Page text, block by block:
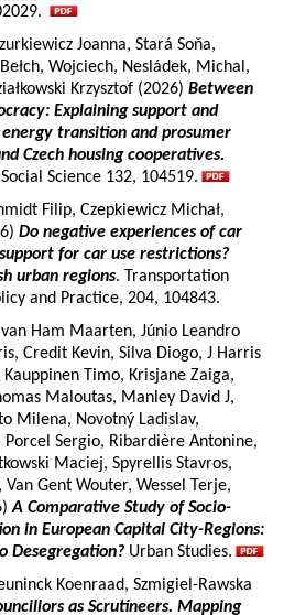
Joanna, Stará Soňa,
Wojciech, Nesládek, Michal,
Krzysztof (2026) Between
Explaining support and
transition and prosumer
Czech housing cooperatives.
Science 132, 104519.
Filip, Czepkiewicz Michał,
Do negative experiences of car
for car use restrictions?
urban regions. Transportation
and Practice, 204, 104843.
Ham Maarten, Júnio Leandro
Credit Kevin, Silva Diogo, J Harris
Timo, Krisjane Zaiga,
Maloutas, Manley David J,
Milena, Novotný Ladislav,
Sergio, Ribardière Antonine,
Maciej, Spyrellis Stavros,
Gent Wouter, Wessel Terje,
A Comparative Study of Socio-
in European Capital City-Regions:
Desegregation? Urban Studies.
Koenraad, Szmigiel-Rawska
as Scrutineers. Mapping